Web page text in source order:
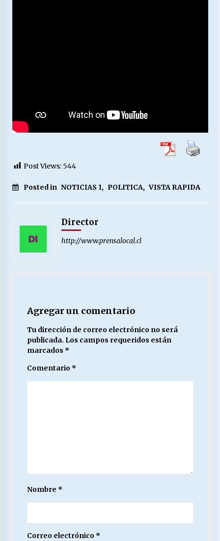
Post Views: 544
Posted in NOTICIAS 1, POLITICA, VISTA RAPIDA
Director
http://www.prensalocal.cl
Agregar un comentario
Tu dirección de correo electrónico no será
publicada. Los campos requeridos están
marcados *
Comentario *
Nombre *
Correo electrónico *